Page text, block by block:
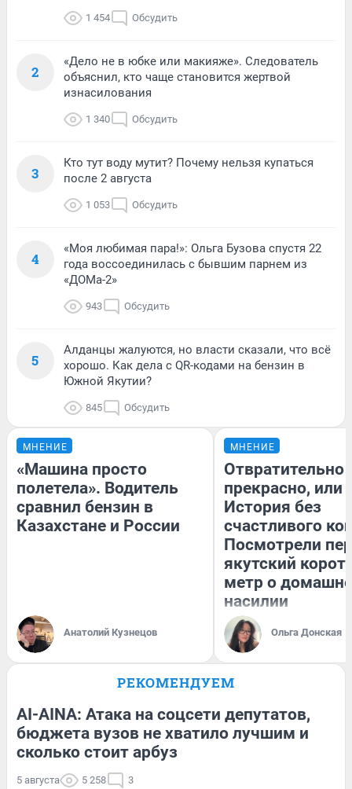
1 454 Обсудить
2
«Дело не в юбке или макияже». Следователь
объяснил, кто чаще становится жертвой
изнасилования
1 340 Обсудить
3
Кто тут воду мутит? Почему нельзя купаться
после 2 августа
1 053 Обсудить
4
«Моя любимая пара!»: Ольга Бузова спустя 22
года воссоединилась с бывшим парнем из
«ДОМа-2»
943 Обсудить
5
Алданцы жалуются, но власти сказали, что всё
хорошо. Как дела с QR-кодами на бензин в
Южной Якутии?
845 Обсудить
МНЕНИЕ
«Машина просто
полетела». Водитель
сравнил бензин в
Казахстане и России
Анатолий Кузнецов
МНЕНИЕ
Отвратительно
прекрасно, или
История без
счастливого
Посмотрели
якутский
метр о
насилии
Ольга Донская
РЕКОМЕНДУЕМ
AI-AINA: Атака на соцсети депутатов,
бюджета вузов не хватило лучшим и
сколько стоит арбуз
5 августа 5 258 3